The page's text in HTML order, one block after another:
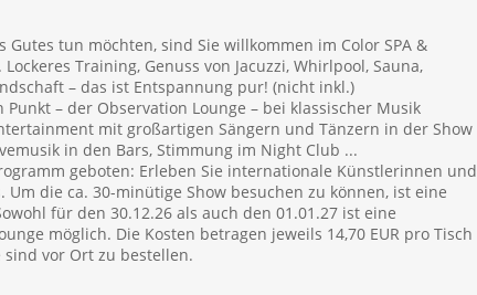
Gutes tun möchten, sind Sie willkommen im Color SPA &
Training, Genuss von Jacuzzi, Whirlpool, Sauna,
– das ist Entspannung pur! (nicht inkl.)
– der Observation Lounge – bei klassischer Musik
mit großartigen Sängern und Tänzern in der Show
in den Bars, Stimmung im Night Club ...
geboten: Erleben Sie internationale Künstlerinnen und
Um die ca. 30-minütige Show besuchen zu können, ist eine
für den 30.12.26 als auch den 01.01.27 ist eine
möglich. Die Kosten betragen jeweils 14,70 EUR pro Tisch
sind vor Ort zu bestellen.